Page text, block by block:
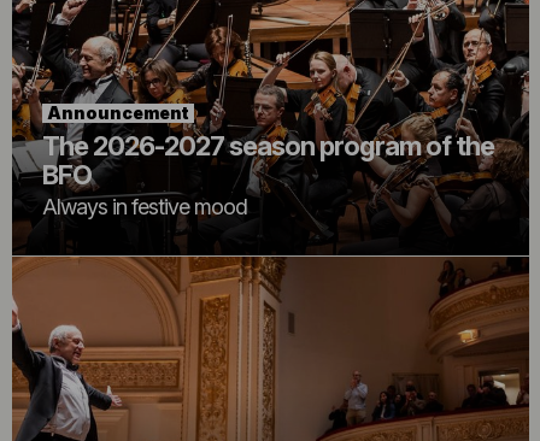
Announcement
The 2026-2027 season program of the
BFO
Always in festive mood